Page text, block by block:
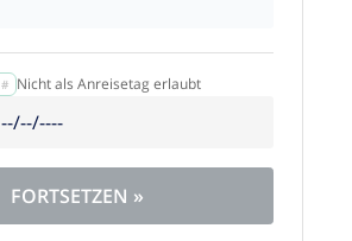
Nicht als Anreisetag erlaubt
--/--/----
FORTSETZEN »